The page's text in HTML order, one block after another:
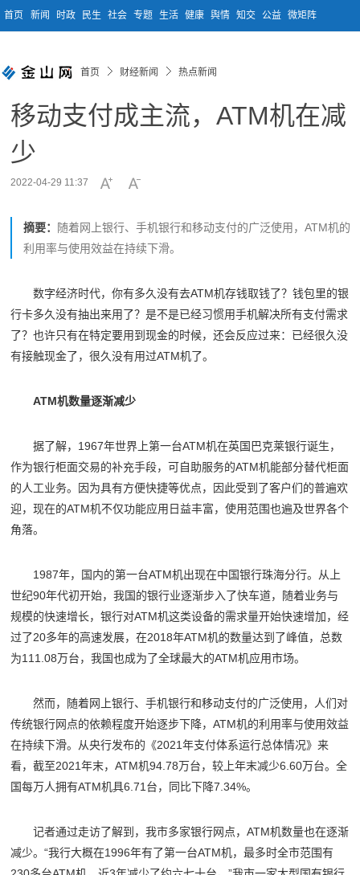
首页 新闻 时政 民生 社会 专题 生活 健康 舆情 知交 公益 微矩阵
首页 财经新闻 热点新闻
移动支付成主流，ATM机在减
少
2022-04-29 11:37
摘要： 随着网上银行、手机银行和移动支付的广泛使用，ATM机的
利用率与使用效益在持续下滑。
数字经济时代，你有多久没有去ATM机存钱取钱了？钱包里的银
行卡多久没有抽出来用了？是不是已经习惯用手机解决所有支付需求
了？也许只有在特定要用到现金的时候，还会反应过来：已经很久没
有接触现金了，很久没有用过ATM机了。
ATM机数量逐渐减少
据了解，1967年世界上第一台ATM机在英国巴克莱银行诞生，
作为银行柜面交易的补充手段，可自助服务的ATM机能部分替代柜面
的人工业务。因为具有方便快捷等优点，因此受到了客户们的普遍欢
迎，现在的ATM机不仅功能应用日益丰富，使用范围也遍及世界各个
角落。
1987年，国内的第一台ATM机出现在中国银行珠海分行。从上
世纪90年代初开始，我国的银行业逐渐步入了快车道，随着业务与
规模的快速增长，银行对ATM机这类设备的需求量开始快速增加，经
过了20多年的高速发展，在2018年ATM机的数量达到了峰值，总数
为111.08万台，我国也成为了全球最大的ATM机应用市场。
然而，随着网上银行、手机银行和移动支付的广泛使用，人们对
传统银行网点的依赖程度开始逐步下降，ATM机的利用率与使用效益
在持续下滑。从央行发布的《2021年支付体系运行总体情况》来
看，截至2021年末，ATM机94.78万台，较上年末减少6.60万台。全
国每万人拥有ATM机具6.71台，同比下降7.34%。
记者通过走访了解到，我市多家银行网点，ATM机数量也在逐渐
减少。“我行大概在1996年有了第一台ATM机，最多时全市范围有